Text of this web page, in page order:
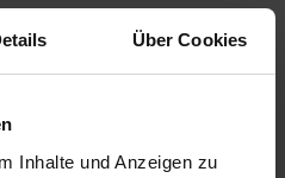
Über Cookies
Inhalte und Anzeigen zu
zu können, benötigen